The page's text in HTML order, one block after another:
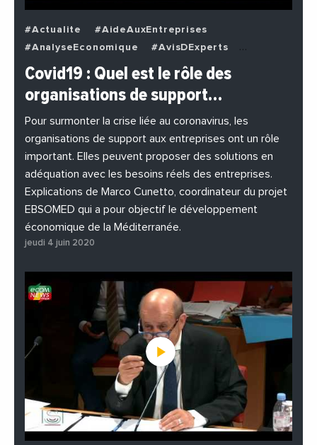
#Actualite
#AideAuxEntreprises
#AnalyseEconomique
#AvisDExperts
#BuzzNews
#Decideurs
#EchangesMediterraneens
#EnDirectDe
#Entreprises
#Institutions
#PhotosEtVideos
Covid19 : Quel est le rôle des
organisations de support…
Pour surmonter la crise liée au coronavirus, les
organisations de support aux entreprises ont un rôle
important. Elles peuvent proposer des solutions en
adéquation avec les besoins réels des entreprises.
Explications de Marco Cunetto, coordinateur du projet
EBSOMED qui a pour objectif le développement
économique de la Méditerranée.
jeudi 4 juin 2020